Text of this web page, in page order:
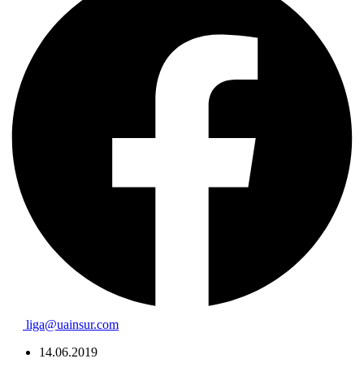
liga@uainsur.com
14.06.2019